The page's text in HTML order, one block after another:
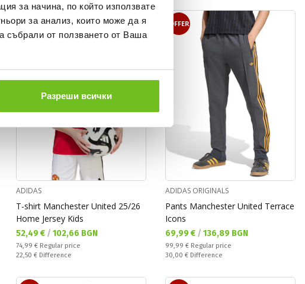
за начина, по който използвате
за анализ, които може да я
събрали от ползването от Ваша
Разреши всички
ONLY
ONLINE
OFFER
ADIDAS
T-shirt Manchester United 25/26
Home Jersey Kids
Текуща цена:
52,49 € / 102,66 BGN
Regular price:
74,99 € Regular price
Спестявате:
22,50 € Difference
OFFER
ADIDAS ORIGINALS
Pants Manchester United Terrace
Icons
Текуща цена:
69,99 € / 136,89 BGN
Regular price:
99,99 € Regular price
Спестявате:
30,00 € Difference